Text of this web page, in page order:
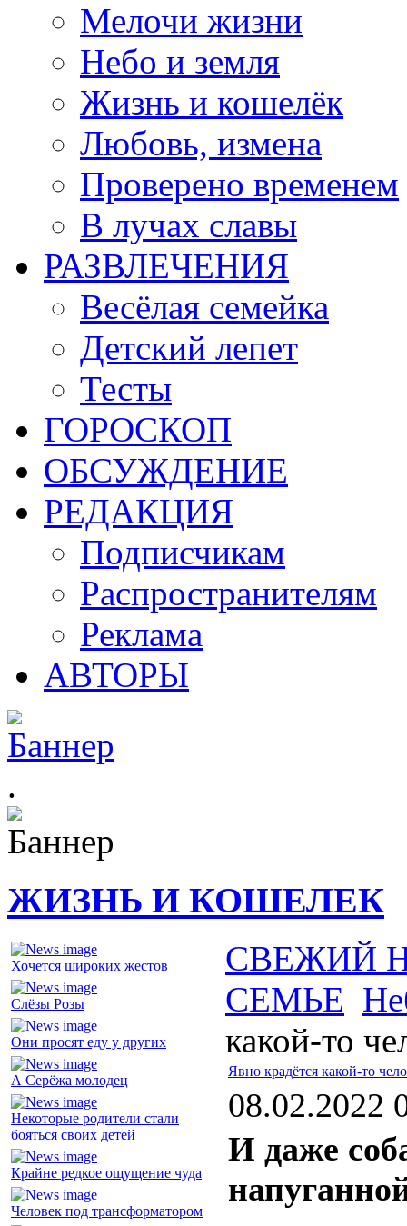
Мелочи жизни
Небо и земля
Жизнь и кошелёк
Любовь, измена
Проверено временем
В лучах славы
РАЗВЛЕЧЕНИЯ
Весёлая семейка
Детский лепет
Тесты
ГОРОСКОП
ОБСУЖДЕНИЕ
РЕДАКЦИЯ
Подписчикам
Распространителям
Реклама
АВТОРЫ
.
ЖИЗНЬ И КОШЕЛЕК
Хочется широких жестов
Слёзы Розы
Они просят еду у других
А Серёжа молодец
Некоторые родители стали
бояться своих детей
Крайне редкое ощущение чуда
Человек под трансформатором
СВЕЖИЙ
СЕМЬЕ
какой-то
Явно крадётся какой-то
08.02.2022
И даже